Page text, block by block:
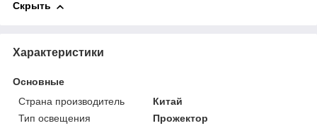
Скрыть
Характеристики
Основные
Страна производитель
Китай
Тип освещения
Прожектор